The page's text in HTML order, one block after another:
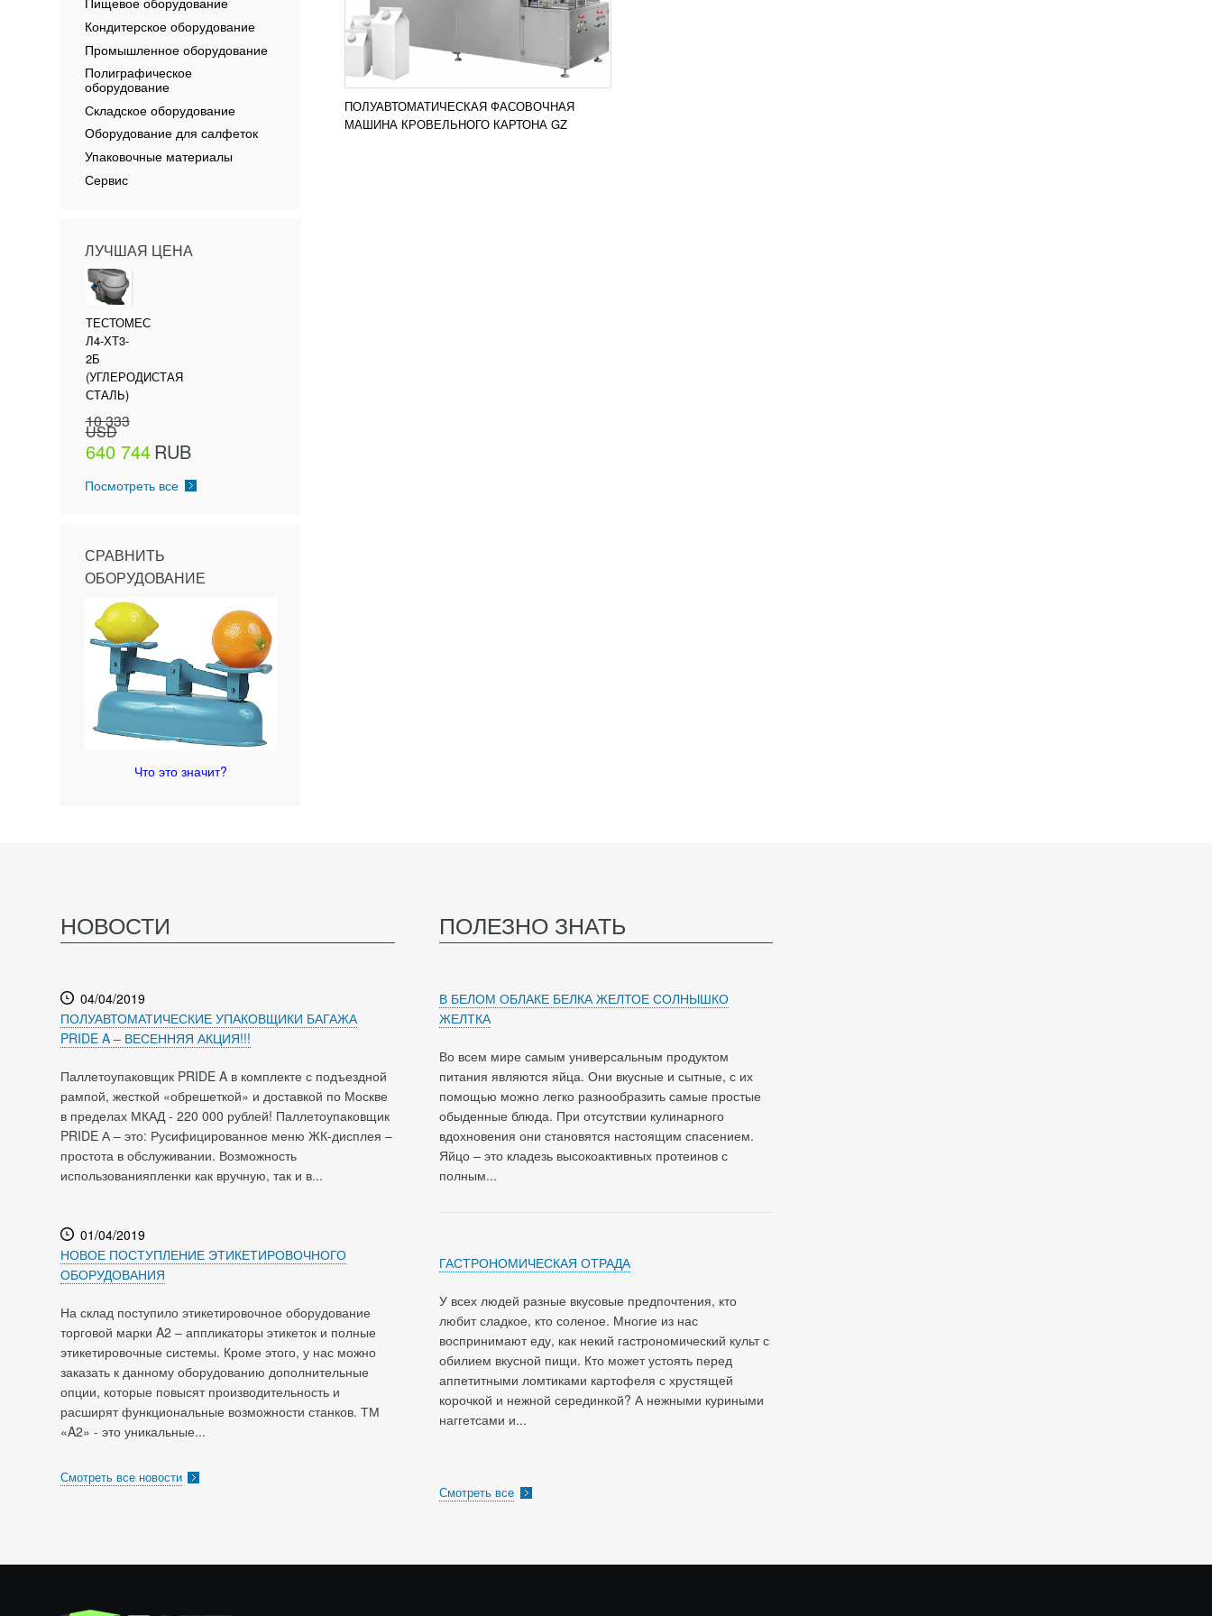
ПОЛУАВТОМАТИЧЕСКАЯ ФАСОВОЧНАЯ
МАШИНА КРОВЕЛЬНОГО КАРТОНА GZ
Кондитерское оборудование
Промышленное оборудование
Полиграфическое
оборудование
Складское оборудование
Оборудование для салфеток
Упаковочные материалы
Сервис
ЛУЧШАЯ ЦЕНА
ТЕСТОМЕС
Л4-ХТ3-
2Б
(УГЛЕРОДИСТАЯ
СТАЛЬ)
10 333
USD
640 744RUB
Посмотреть все
СРАВНИТЬ
ОБОРУДОВАНИЕ
Что это значит?
НОВОСТИ
04/04/2019
ПОЛУАВТОМАТИЧЕСКИЕ УПАКОВЩИКИ БАГАЖА
PRIDE A – ВЕСЕННЯЯ АКЦИЯ!!!
Паллетоупаковщик PRIDE A в комплекте с подъездной
рампой, жесткой «обрешеткой» и доставкой по Москве
в пределах МКАД - 220 000 рублей! Паллетоупаковщик
PRIDE А – это: Русифицированное меню ЖК-дисплея –
простота в обслуживании. Возможность
использованияпленки как вручную, так и в...
01/04/2019
НОВОЕ ПОСТУПЛЕНИЕ ЭТИКЕТИРОВОЧНОГО
ОБОРУДОВАНИЯ
На склад поступило этикетировочное оборудование
торговой марки A2 – аппликаторы этикеток и полные
этикетировочные системы. Кроме этого, у нас можно
заказать к данному оборудованию дополнительные
опции, которые повысят производительность и
расширят функциональные возможности станков. ТМ
«A2» - это уникальные...
Смотреть все новости
ПОЛЕЗНО ЗНАТЬ
В БЕЛОМ ОБЛАКЕ БЕЛКА ЖЕЛТОЕ СОЛНЫШКО
ЖЕЛТКА
Во всем мире самым универсальным продуктом
питания являются яйца. Они вкусные и сытные, с их
помощью можно легко разнообразить самые простые
обыденные блюда. При отсутствии кулинарного
вдохновения они становятся настоящим спасением.
Яйцо – это кладезь высокоактивных протеинов с
полным...
ГАСТРОНОМИЧЕСКАЯ ОТРАДА
У всех людей разные вкусовые предпочтения, кто
любит сладкое, кто соленое. Многие из нас
воспринимают еду, как некий гастрономический культ с
обилием вкусной пищи. Кто может устоять перед
аппетитными ломтиками картофеля с хрустящей
корочкой и нежной серединкой? А нежными куриными
наггетсами и...
Смотреть все